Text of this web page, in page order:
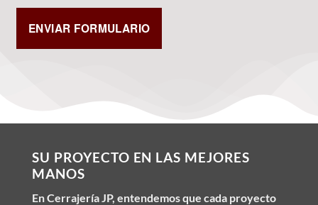
SU PROYECTO EN LAS MEJORES
MANOS
En Cerrajería JP, entendemos que cada proyecto